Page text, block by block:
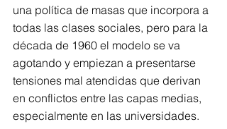
una política de masas que incorpora a
todas las clases sociales, pero para la
década de 1960 el modelo se va
agotando y empiezan a presentarse
tensiones mal atendidas que derivan
en conflictos entre las capas medias,
especialmente en las universidades.